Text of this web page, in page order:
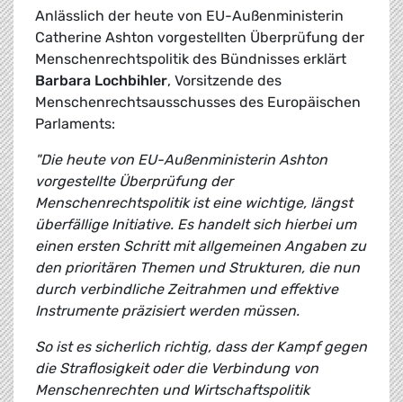
Anlässlich der heute von EU-Außenministerin
Catherine Ashton vorgestellten Überprüfung der
Menschenrechtspolitik des Bündnisses erklärt
Barbara Lochbihler, Vorsitzende des
Menschenrechtsausschusses des Europäischen
Parlaments:
"Die heute von EU-Außenministerin Ashton
vorgestellte Überprüfung der
Menschenrechtspolitik ist eine wichtige, längst
überfällige Initiative. Es handelt sich hierbei um
einen ersten Schritt mit allgemeinen Angaben zu
den prioritären Themen und Strukturen, die nun
durch verbindliche Zeitrahmen und effektive
Instrumente präzisiert werden müssen.
So ist es sicherlich richtig, dass der Kampf gegen
die Straflosigkeit oder die Verbindung von
Menschenrechten und Wirtschaftspolitik